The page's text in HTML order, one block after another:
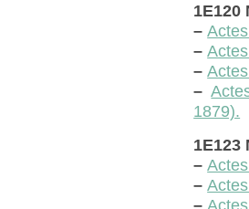
1E120
–
–
–
–
1879).
1E123
–
–
–